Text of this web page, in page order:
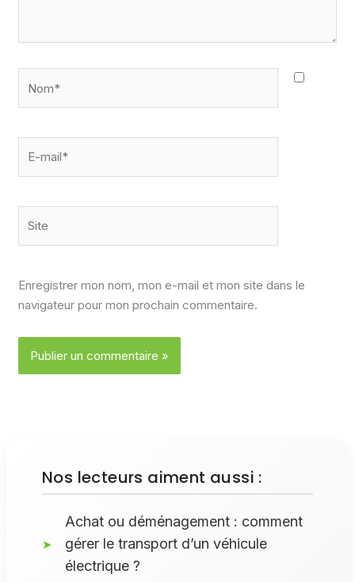
Enregistrer mon nom, mon e-mail et mon site dans le
navigateur pour mon prochain commentaire.
Nos lecteurs aiment aussi :
Achat ou déménagement : comment
gérer le transport d’un véhicule
électrique ?